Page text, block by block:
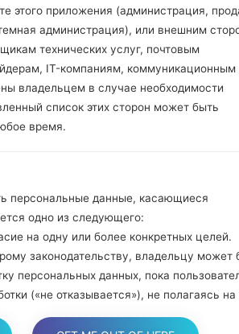
Нажмите и
громкости.
кабель.
Нажмите и
и домой.
Подключите
должна
появится на экране.
Укажите только
В конце нажмите
перезагрузится и
этого приложения (администрация,
администрация), или внешним
технических услуг, почтовым
IT-компаниям, коммуникационным
владельцем в случае необходимости
список этих сторон может быть
время.
персональные данные, касающиеся
одно из следующего:
на одну или более конкретных целей.
законодательству, владельцу может
персональных данных, пока
(«не отказывается»), не полагаясь на
следующих правовых оснований. Это,